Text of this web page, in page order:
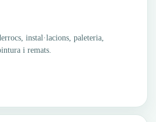
instal·lacions, paleteria,
i remats.